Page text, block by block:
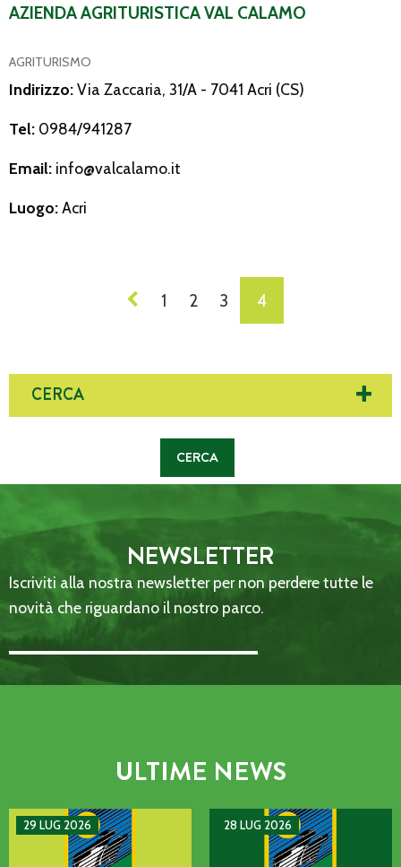
AZIENDA AGRITURISTICA VAL CALAMO
AGRITURISMO
Indirizzo:Via Zaccaria, 31/A - 7041 Acri (CS)
Tel: 0984/941287
Email: info@valcalamo.it
Luogo:Acri
NAVIGAZIONE
1 2 3 4
CERCA
NEWSLETTER
Iscriviti alla nostra newsletter per non perdere tutte le
novità che riguardano il nostro parco.
Email Address::: (required)
ULTIME NEWS
29 LUG 2026
AVVISO DI GUASTO SULLA LINEA TELEFONICA DELL’ENTE
28 LUG 2026
MANIFESTAZIONE DI